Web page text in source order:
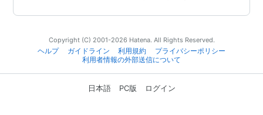
Copyright (C) 2001-2026 Hatena. All Rights Reserved.
ヘルプ
ガイドライン 利用規約
プライバシーポリシー
利用者情報の外部送信について
日本語 PC版 ログイン